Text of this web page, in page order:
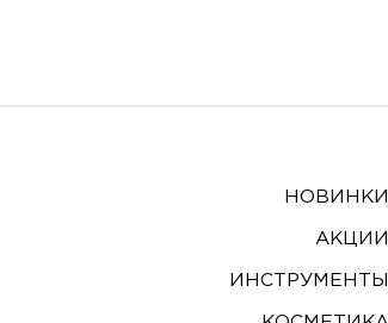
НОВИНКИ
АКЦИИ
ИНСТРУМЕНТЫ